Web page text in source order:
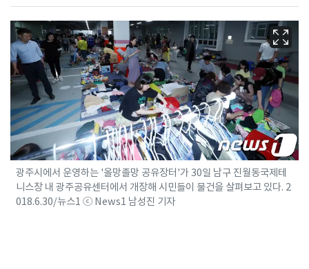
광주시에서 운영하는 '올망졸망 공유장터'가 30일 남구 진월동국제테
니스장 내 광주공유센터에서 개장해 시민들이 물건을 살펴보고 있다. 2
018.6.30/뉴스1 ⓒ News1 남성진 기자